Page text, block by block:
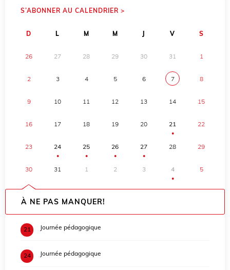
S’ABONNER AU CALENDRIER >
D L M M J V S
26 27 28 29 30 31 1
2 3 4 5 6 7 8
9 10 11 12 13 14 15
16 17 18 19 20 21
●
22
23 24
●
25
●
26
●
27
●
28 29
30 31 1 2 3 4
●
5
À NE PAS MANQUER!
21 Journée pédagogique
24 Journée pédagogique